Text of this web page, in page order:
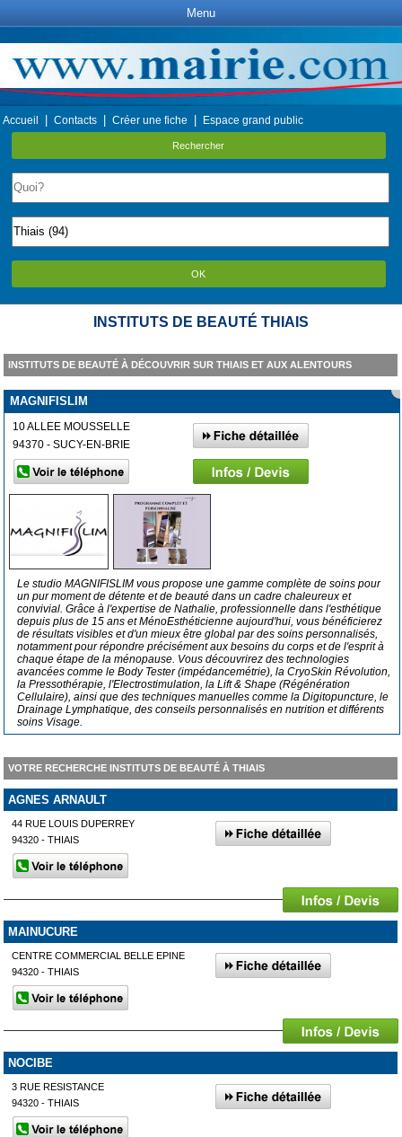
Menu
Accueil Contacts Créer une fiche Espace grand public
Rechercher
OK
INSTITUTS DE BEAUTÉ THIAIS
INSTITUTS DE BEAUTÉ À DÉCOUVRIR SUR THIAIS ET AUX ALENTOURS
MAGNIFISLIM
10 ALLEE MOUSSELLE
94370 - SUCY-EN-BRIE
Le studio MAGNIFISLIM vous propose une gamme complète de soins pour
un pur moment de détente et de beauté dans un cadre chaleureux et
convivial. Grâce à l'expertise de Nathalie, professionnelle dans l'esthétique
depuis plus de 15 ans et MénoEsthéticienne aujourd'hui, vous bénéficierez
de résultats visibles et d'un mieux être global par des soins personnalisés,
notamment pour répondre précisément aux besoins du corps et de l'esprit à
chaque étape de la ménopause. Vous découvrirez des technologies
avancées comme le Body Tester (impédancemétrie), la CryoSkin Révolution,
la Pressothérapie, l'Electrostimulation, la Lift & Shape (Régénération
Cellulaire), ainsi que des techniques manuelles comme la Digitopuncture, le
Drainage Lymphatique, des conseils personnalisés en nutrition et différents
soins Visage.
VOTRE RECHERCHE INSTITUTS DE BEAUTÉ À THIAIS
AGNES ARNAULT
44 RUE LOUIS DUPERREY
94320 - THIAIS
MAINUCURE
CENTRE COMMERCIAL BELLE EPINE
94320 - THIAIS
NOCIBE
3 RUE RESISTANCE
94320 - THIAIS